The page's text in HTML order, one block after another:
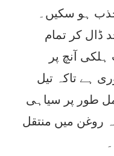
ہو سکیں۔
ڈال کر تمام
آنچ پر
ہے تاکہ تیل
طور پر سیاہی
روغن میں منتقل